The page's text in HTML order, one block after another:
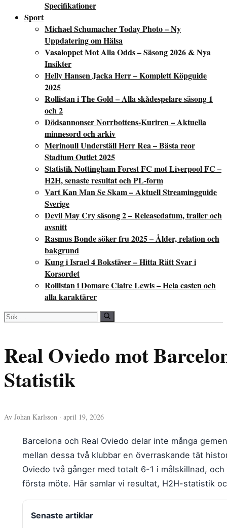
Specifikationer
Sport
Michael Schumacher Today Photo – Ny
Uppdatering om Hälsa
Vasaloppet Mot Alla Odds – Säsong 2026 & Nya
Insikter
Helly Hansen Jacka Herr – Komplett Köpguide
2025
Rollistan i The Gold – Alla skådespelare säsong 1
och 2
Dödsannonser Norrbottens-Kuriren – Aktuella
minnesord och arkiv
Merinoull Underställ Herr Rea – Bästa reor
Stadium Outlet 2025
Statistik Nottingham Forest FC mot Liverpool FC –
H2H, senaste resultat och PL-form
Vart Kan Man Se Skam – Aktuell Streamingguide
Sverige
Devil May Cry säsong 2 – Releasedatum, trailer och
avsnitt
Rasmus Bonde söker fru 2025 – Ålder, relation och
bakgrund
Kung i Israel 4 Bokstäver – Hitta Rätt Svar i
Korsordet
Rollistan i Domare Claire Lewis – Hela casten och
alla karaktärer
Sök
efter:
Real Oviedo mot
Statistik
Av Johan Karlsson · april 19, 2026
Barcelona och Real Oviedo delar inte många
mellan dessa två klubbar en överraskande tät
Oviedo två gånger med totalt 6-1 i målskillnad,
första möte. Här samlar vi resultat, H2H-statistik
Senaste artiklar